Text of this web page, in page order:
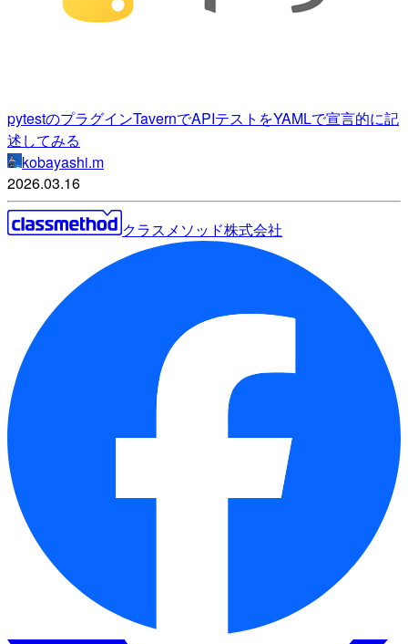
pytestのプラグインTavernでAPIテストをYAMLで宣言的に記
述してみる
kobayashi.m
2026.03.16
クラスメソッド株式会社